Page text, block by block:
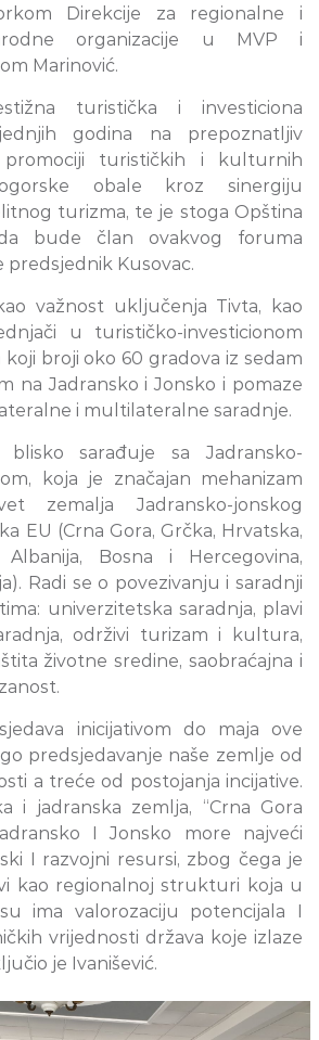
Direkcije za regionalne i
organizacije u MVP i
Marinović.
turistička i investiciona
godina na prepoznatljiv
promociji turističkih i kulturnih
obale kroz sinergiju
turizma, te je stoga Opština
da bude član ovakvog foruma
predsjednik Kusovac.
važnost uključenja Tivta, kao
u turističko-investicionom
broji oko 60 gradova iz sedam
na Jadransko i Jonsko i pomaze
i multilateralne saradnje.
blisko sarađuje sa Jadransko-
koja je značajan mehanizam
zemalja Jadransko-jonskog
EU (Crna Gora, Grčka, Hrvatska,
Albanija, Bosna i Hercegovina,
Radi se o povezivanju i saradnji
univerzitetska saradnja, plavi
održivi turizam i kultura,
životne sredine, saobraćajna i
inicijativom do maja ove
predsjedavanje naše zemlje od
a treće od postojanja incijative.
i jadranska zemlja, “Crna Gora
I Jonsko more najveći
I razvojni resursi, zbog čega je
kao regionalnoj strukturi koja u
ima valorozaciju potencijala I
vrijednosti država koje izlaze
je Ivanišević.